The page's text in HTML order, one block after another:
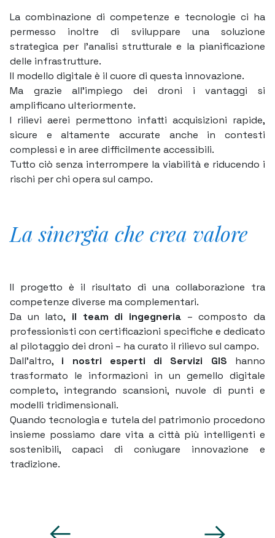
La combinazione di competenze e tecnologie ci ha
permesso inoltre di sviluppare una soluzione
strategica per l’analisi strutturale e la pianificazione
delle infrastrutture.
Il modello digitale è il cuore di questa innovazione.
Ma grazie all’impiego dei droni i vantaggi si
amplificano ulteriormente.
I rilievi aerei permettono infatti acquisizioni rapide,
sicure e altamente accurate anche in contesti
complessi e in aree difficilmente accessibili.
Tutto ciò senza interrompere la viabilità e riducendo i
rischi per chi opera sul campo.
La sinergia che crea valore
Il progetto è il risultato di una collaborazione tra
competenze diverse ma complementari.
Da un lato, il team di ingegneria – composto da
professionisti con certificazioni specifiche e dedicato
al pilotaggio dei droni – ha curato il rilievo sul campo.
Dall’altro, i nostri esperti di Servizi GIS hanno
trasformato le informazioni in un gemello digitale
completo, integrando scansioni, nuvole di punti e
modelli tridimensionali.
Quando tecnologia e tutela del patrimonio procedono
insieme possiamo dare vita a città più intelligenti e
sostenibili, capaci di coniugare innovazione e
tradizione.